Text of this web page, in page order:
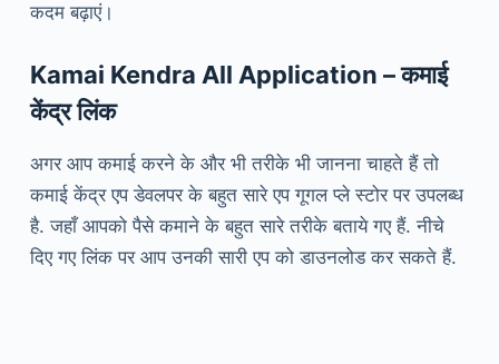
कदम बढ़ाएं।
Kamai Kendra All Application – कमाई
केंद्र लिंक
अगर आप कमाई करने के और भी तरीके भी जानना चाहते हैं तो
कमाई केंद्र एप डेवलपर के बहुत सारे एप गूगल प्ले स्टोर पर उपलब्ध
है. जहाँ आपको पैसे कमाने के बहुत सारे तरीके बताये गए हैं. नीचे
दिए गए लिंक पर आप उनकी सारी एप को डाउनलोड कर सकते हैं.